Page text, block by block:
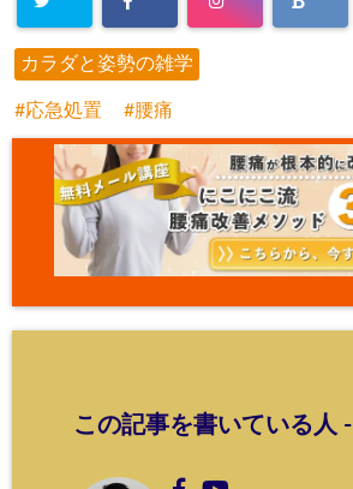
カラダと姿勢の雑学
応急処置 腰痛
この記事を書いている人 -